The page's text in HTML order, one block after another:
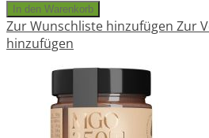
In den Warenkorb
Zur Wunschliste hinzufügen Zur
hinzufügen